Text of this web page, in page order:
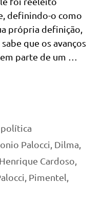
definindo-o como
própria definição,
que os avanços
parte de um …
política
Palocci Dilma
Cardoso
Pimentel